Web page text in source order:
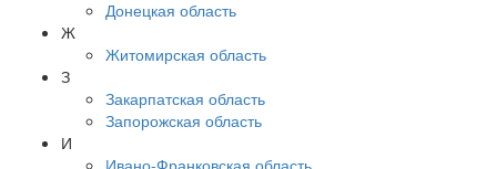
Донецкая область
Ж
Житомирская область
З
Закарпатская область
Запорожская область
И
Ивано-Франковская область